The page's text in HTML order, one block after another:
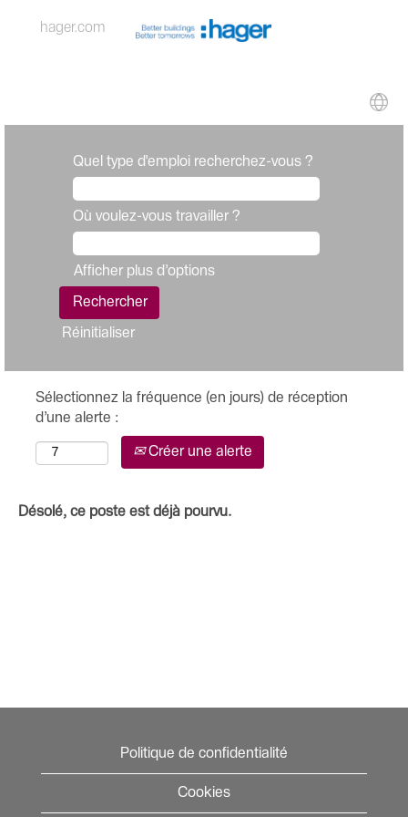
hager.com
Quel type d'emploi recherchez-vous ?
Où voulez-vous travailler ?
Afficher plus d’options
Réinitialiser
Sélectionnez la fréquence (en jours) de réception
d’une alerte :
Créer une alerte
Désolé, ce poste est déjà pourvu.
Politique de confidentialité
Cookies